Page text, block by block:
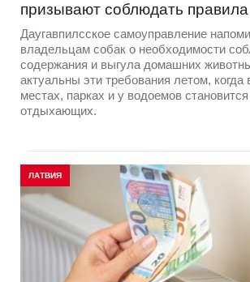
призывают соблюдать правила
Даугавпилсское самоуправление
владельцам собак о необходимости
содержания и выгула домашних
актуальны эти требования летом,
местах, парках и у водоемов
отдыхающих.
ЛАТВИЯ